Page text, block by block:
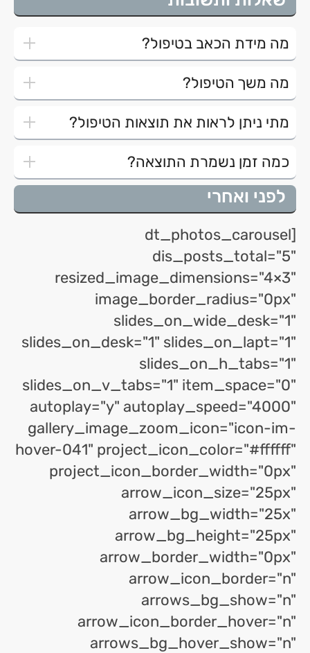
מה מידת הכאב בטיפול?
מה משך הטיפול?
מתי ניתן לראות את תוצאות הטיפול?
כמה זמן נשמרת התוצאה?
לפני ואחרי
[dt_photos_carousel
dis_posts_total="5"
resized_image_dimensions="4×3"
image_border_radius="0px"
slides_on_wide_desk="1"
slides_on_desk="1" slides_on_lapt="1"
slides_on_h_tabs="1"
slides_on_v_tabs="1" item_space="0"
autoplay="y" autoplay_speed="4000"
gallery_image_zoom_icon="icon-im-
hover-041" project_icon_color="#ffffff"
project_icon_border_width="0px"
arrow_icon_size="25px"
arrow_bg_width="25x"
arrow_bg_height="25px"
arrow_border_width="0px"
arrow_icon_border="n"
arrows_bg_show="n"
arrow_icon_border_hover="n"
arrows_bg_hover_show="n"